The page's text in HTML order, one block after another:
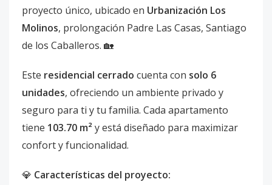
proyecto único, ubicado en Urbanización Los
Molinos, prolongación Padre Las Casas, Santiago
de los Caballeros. 🏡
Este residencial cerrado cuenta con solo 6
unidades, ofreciendo un ambiente privado y
seguro para ti y tu familia. Cada apartamento
tiene 103.70 m²y está diseñado para maximizar
confort y funcionalidad.
💎 Características del proyecto: